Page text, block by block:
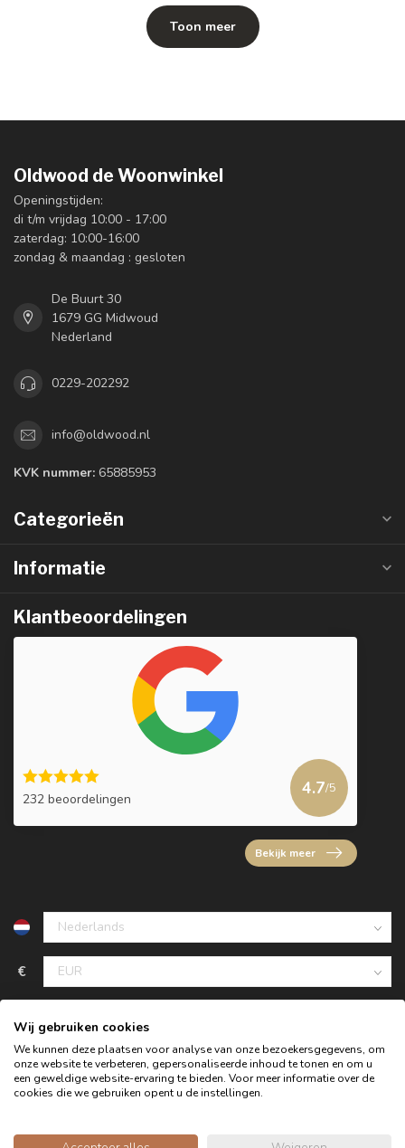
Toon meer
Oldwood de Woonwinkel
Openingstijden:
di t/m vrijdag 10:00 - 17:00
zaterdag: 10:00-16:00
zondag & maandag : gesloten
De Buurt 30
1679 GG Midwoud
Nederland
0229-202292
info@oldwood.nl
KVK nummer: 65885953
Categorieën
Informatie
Klantbeoordelingen
232 beoordelingen
4.7/5
Bekijk meer
€
Wij gebruiken cookies
We kunnen deze plaatsen voor analyse van onze bezoekersgegevens, om
onze website te verbeteren, gepersonaliseerde inhoud te tonen en om u
een geweldige website-ervaring te bieden. Voor meer informatie over de
cookies die we gebruiken opent u de instellingen.